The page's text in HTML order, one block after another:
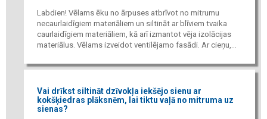
Labdien! Vēlams ēku no ārpuses atbrīvot no mitrumu
necaurlaidīgiem materiāliem un siltināt ar blīviem tvaika
caurlaidīgiem materiāliem, kā arī izmantot vēja izolācijas
materiālus. Vēlams izveidot ventilējamo fasādi. Ar cieņu,...
Vai drīkst siltināt dzīvokļa iekšējo sienu ar
kokšķiedras plāksnēm, lai tiktu vaļā no mitruma uz
sienas?